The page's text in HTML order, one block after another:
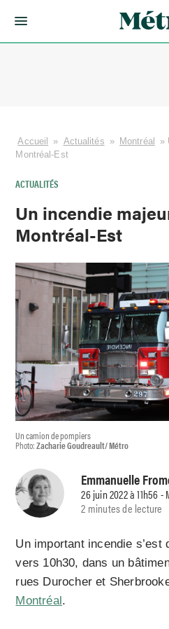
Accueil » Actualités » Montréal »
Montréal-Est
ACTUALITÉS
Un incendie
Montréal-Est
Un camion de pompiers
Photo:Zacharie Goudreault/ Métro
Emmanuelle
26 juin 2022 à 11h56 -
2 minutes de lecture
Un important incendie s’est
vers 10h30, dans un
rues Durocher et
Montréal .